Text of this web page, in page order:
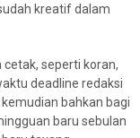
kreatif dalam
cetak, seperti koran,
deadline redaksi
bahkan bagi
baru sebulan